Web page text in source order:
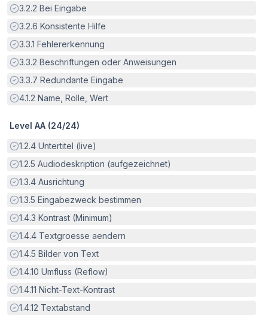
Erfüllt:
3.2.2 Bei Eingabe
Erfüllt:
3.2.6 Konsistente Hilfe
Erfüllt:
3.3.1 Fehlererkennung
Erfüllt:
3.3.2 Beschriftungen oder Anweisungen
Erfüllt:
3.3.7 Redundante Eingabe
Erfüllt:
4.1.2 Name, Rolle, Wert
Level AA (24/24)
Erfüllt:
1.2.4 Untertitel (live)
Erfüllt:
1.2.5 Audiodeskription (aufgezeichnet)
Erfüllt:
1.3.4 Ausrichtung
Erfüllt:
1.3.5 Eingabezweck bestimmen
Erfüllt:
1.4.3 Kontrast (Minimum)
Erfüllt:
1.4.4 Textgroesse aendern
Erfüllt:
1.4.5 Bilder von Text
Erfüllt:
1.4.10 Umfluss (Reflow)
Erfüllt:
1.4.11 Nicht-Text-Kontrast
Erfüllt:
1.4.12 Textabstand